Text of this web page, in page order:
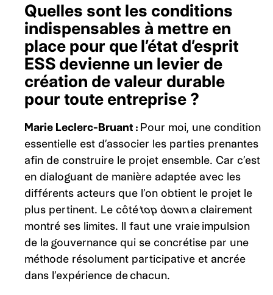
Quelles sont les conditions
indispensables à mettre en
place pour que l’état d’esprit
ESS devienne un levier de
création de valeur durable
pour toute entreprise ?
Marie Leclerc-Bruant : Pour moi, une condition
essentielle est d’associer les parties prenantes
afin de construire le projet ensemble. Car c’est
en dialoguant de manière adaptée avec les
différents acteurs que l’on obtient le projet le
plus pertinent. Le côtétop downa clairement
montré ses limites. Il faut une vraie impulsion
de la gouvernance qui se concrétise par une
méthode résolument participative et ancrée
dans l’expérience de chacun.